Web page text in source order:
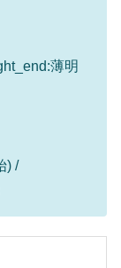
薄明
) /